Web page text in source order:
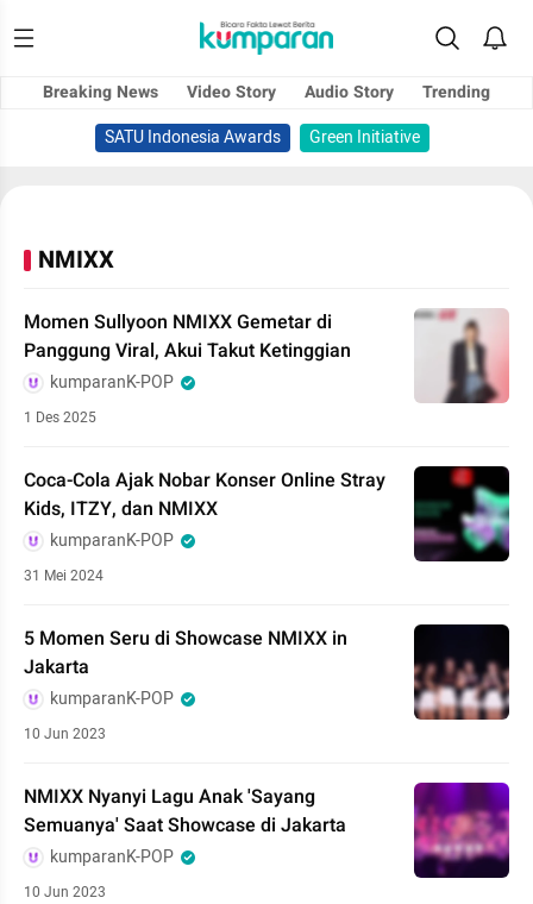
Breaking News Video Story Audio Story
Trending
SATU Indonesia Awards
Green Initiative
NMIXX
Momen Sullyoon NMIXX Gemetar di
Panggung Viral, Akui Takut Ketinggian
kumparanK-POP
1 Des 2025
Coca-Cola Ajak Nobar Konser Online Stray
Kids, ITZY, dan NMIXX
kumparanK-POP
31 Mei 2024
5 Momen Seru di Showcase NMIXX in
Jakarta
kumparanK-POP
10 Jun 2023
NMIXX Nyanyi Lagu Anak 'Sayang
Semuanya' Saat Showcase di Jakarta
kumparanK-POP
10 Jun 2023